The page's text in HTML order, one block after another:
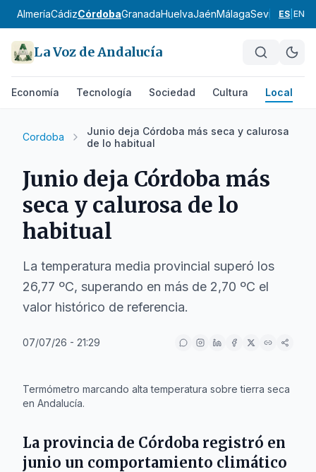
AlmeríaCádizCórdobaGranadaHuelvaJaénMálagaSevillaES EN
La Voz de Andalucía
Economía Tecnología Sociedad Cultura Local
Cordoba
Junio deja Córdoba más seca y calurosa
de lo habitual
Junio deja Córdoba más
seca y calurosa de lo
habitual
La temperatura media provincial superó los
26,77 ºC, superando en más de 2,70 ºC el
valor histórico de referencia.
07/07/26 - 21:29
Termómetro marcando alta temperatura sobre tierra seca
en Andalucía.
La provincia de Córdoba registró en
junio un comportamiento climático